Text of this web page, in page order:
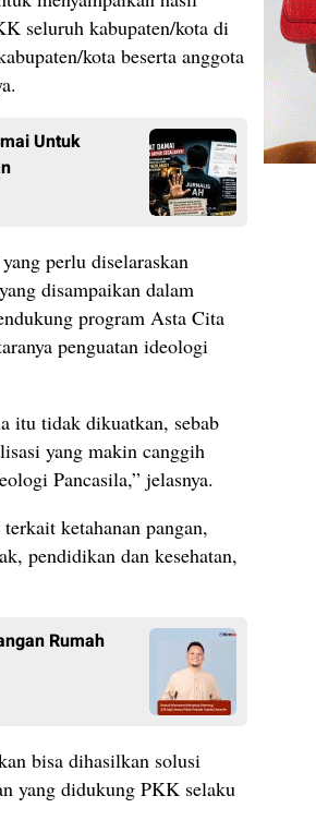
seluruh kabupaten/kota di
kota beserta anggota
Untuk
perlu diselaraskan
disampaikan dalam
program Asta Cita
penguatan ideologi
itu tidak dikuatkan, sebab
yang makin canggih
Pancasila,” jelasnya.
ketahanan pangan,
pendidikan dan kesehatan,
Rumah
bisa dihasilkan solusi
yang didukung PKK selaku